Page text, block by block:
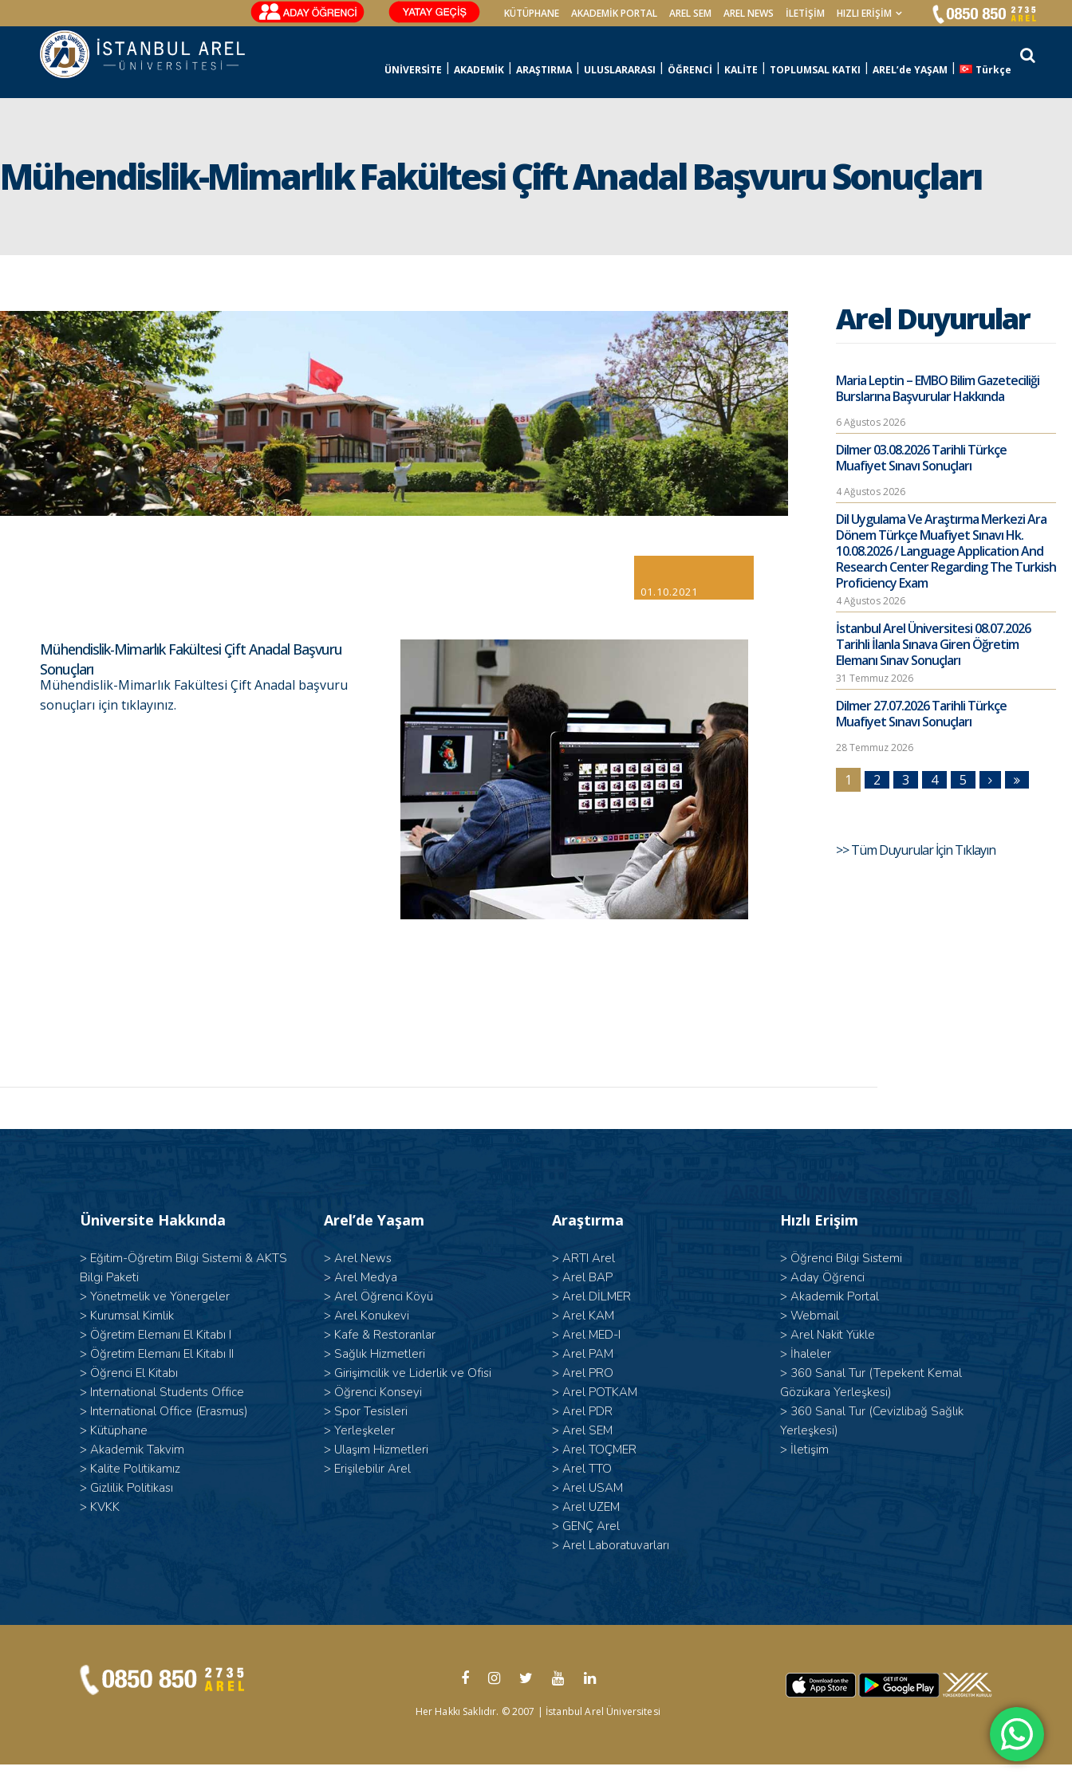
KÜTÜPHANE AKADEMİK PORTAL AREL SEM AREL NEWS İLETIŞIM HIZLI ERİŞİM
ÜNİVERSİTE AKADEMİK ARAŞTIRMA ULUSLARARASI ÖĞRENCİ KALİTE TOPLUMSAL KATKI AREL’de YAŞAM Türkçe
Mühendislik-Mimarlık Fakültesi Çift Anadal Başvuru Sonuçları
01.10.2021
Mühendislik-Mimarlık Fakültesi Çift Anadal Başvuru
Sonuçları
Mühendislik-Mimarlık Fakültesi Çift Anadal başvuru
sonuçları için tıklayınız.
Arel Duyurular
Maria Leptin – EMBO Bilim Gazeteciliği
Burslarına Başvurular Hakkında
6 Ağustos 2026
Dilmer 03.08.2026 Tarihli Türkçe
Muafiyet Sınavı Sonuçları
4 Ağustos 2026
Dil Uygulama Ve Araştırma Merkezi Ara
Dönem Türkçe Muafiyet Sınavı Hk.
10.08.2026 / Language Application And
Research Center Regarding The Turkish
Proficiency Exam
4 Ağustos 2026
İstanbul Arel Üniversitesi 08.07.2026
Tarihli İlanla Sınava Giren Öğretim
Elemanı Sınav Sonuçları
31 Temmuz 2026
Dilmer 27.07.2026 Tarihli Türkçe
Muafiyet Sınavı Sonuçları
28 Temmuz 2026
1 2 3 4 5
>> Tüm Duyurular İçin Tıklayın
Üniversite Hakkında
> Eğitim-Öğretim Bilgi Sistemi & AKTS
Bilgi Paketi
> Yönetmelik ve Yönergeler
> Kurumsal Kimlik
> Öğretim Elemanı El Kitabı I
> Öğretim Elemanı El Kitabı II
> Öğrenci El Kitabı
> International Students Office
> International Office (Erasmus)
> Kütüphane
> Akademik Takvim
> Kalite Politikamız
> Gizlilik Politikası
> KVKK
Arel’de Yaşam
> Arel News
> Arel Medya
> Arel Öğrenci Köyü
> Arel Konukevi
> Kafe & Restoranlar
> Sağlık Hizmetleri
> Girişimcilik ve Liderlik ve Ofisi
> Öğrenci Konseyi
> Spor Tesisleri
> Yerleşkeler
> Ulaşım Hizmetleri
> Erişilebilir Arel
Araştırma
> ARTI Arel
> Arel BAP
> Arel DİLMER
> Arel KAM
> Arel MED-I
> Arel PAM
> Arel PRO
> Arel POTKAM
> Arel PDR
> Arel SEM
> Arel TOÇMER
> Arel TTO
> Arel USAM
> Arel UZEM
> GENÇ Arel
> Arel Laboratuvarları
Hızlı Erişim
> Öğrenci Bilgi Sistemi
> Aday Öğrenci
> Akademik Portal
> Webmail
> Arel Nakit Yükle
> İhaleler
> 360 Sanal Tur (Tepekent Kemal
Gözükara Yerleşkesi)
> 360 Sanal Tur (Cevizlibağ Sağlık
Yerleşkesi)
> İletişim
Her Hakkı Saklıdır. © 2007 | İstanbul Arel Üniversitesi